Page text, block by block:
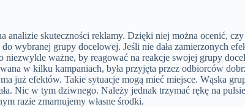
analizie skuteczności reklamy. Dzięki niej można ocenić, czy
wybranej grupy docelowej. Jeśli nie dała zamierzonych
niezwykle ważne, by reagować na reakcje swojej grupy
w kilku kampaniach, była przyjęta przez odbiorców
już efektów. Takie sytuacje mogą mieć miejsce. Wąska
Nic w tym dziwnego. Należy jednak trzymać rękę na
razie zmarnujemy własne środki.